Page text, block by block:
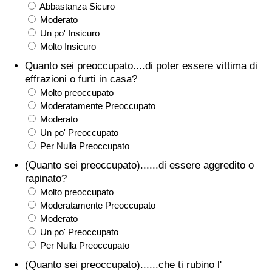
Abbastanza Sicuro
Moderato
Un po' Insicuro
Molto Insicuro
Quanto sei preoccupato....di poter essere vittima di
effrazioni o furti in casa?
Molto preoccupato
Moderatamente Preoccupato
Moderato
Un po' Preoccupato
Per Nulla Preoccupato
(Quanto sei preoccupato)......di essere aggredito o
rapinato?
Molto preoccupato
Moderatamente Preoccupato
Moderato
Un po' Preoccupato
Per Nulla Preoccupato
(Quanto sei preoccupato)......che ti rubino l'
Indice dell’Inquinamento (Corrente)
Indice di inquinamento
Indice dell’Inquinamento per Nazione
Traffico
Indice del Traffico
Indice del traffico (Corrente)
Indice del traffico per Nazione